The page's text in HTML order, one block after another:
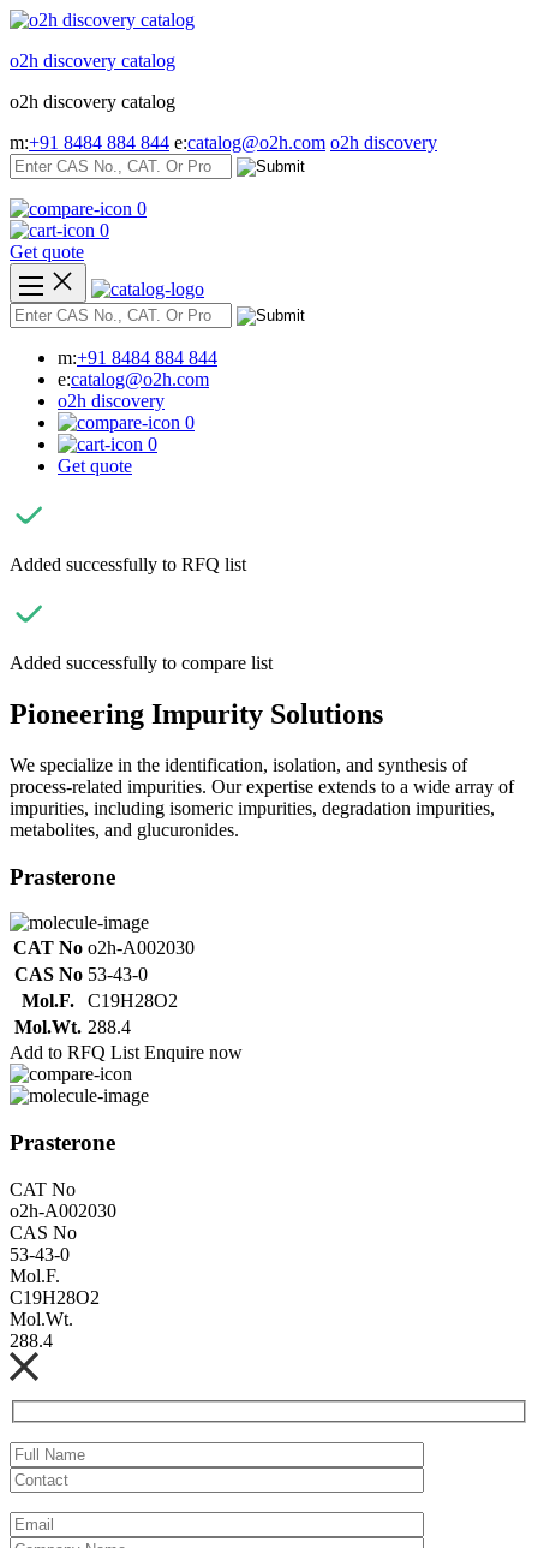
Skip
content
o2h discovery catalog
o2h discovery catalog
m:+91 8484 884 844 e:catalog@o2h.com o2h discovery
0
0
Get quote
m:+91 8484 884 844
e:catalog@o2h.com
o2h discovery
0
0
Get quote
Added successfully to RFQ list
Added successfully to compare list
Pioneering Impurity Solutions
We specialize in the identification, isolation, and synthesis of
process-related impurities. Our expertise extends to a wide array of
impurities, including isomeric impurities, degradation impurities,
metabolites, and glucuronides.
Prasterone
CAT No o2h-A002030
CAS No 53-43-0
Mol.F.
C19H28O2
Mol.Wt. 288.4
Add to RFQ List Enquire now
Prasterone
CAT No
o2h-A002030
CAS No
53-43-0
Mol.F.
C19H28O2
Mol.Wt.
288.4